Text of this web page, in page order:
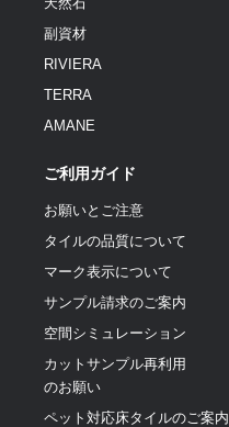
副資材
RIVIERA
TERRA
AMANE
ご利用ガイド
お願いとご注意
タイルの品質について
マーク表示について
サンプル請求のご案内
空間シミュレーション
カットサンプル再利用
のお願い
ペット対応床タイルのご案内